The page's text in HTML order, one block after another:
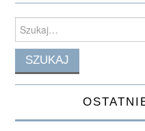
Search
for: